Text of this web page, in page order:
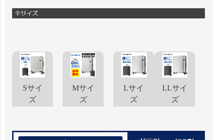
Sサイ
ズ
Mサイ
ズ
Lサイ
ズ
LLサイ
ズ